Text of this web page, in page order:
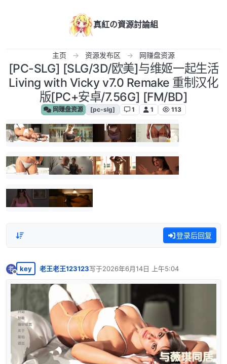
真紅の資源討論組
主页 资源发布区 网赚盘资源
[PC-SLG] [SLG/3D/欧美]与维姬一起生活
Living with Vicky v7.0 Remake 重制汉化
版[PC+安卓/7.56G] [FM/BD]
网赚盘资源 [pc-slg] 1 1 113
登录后回复
老
离线
key 老王老王123123写于2026年6月14日 上午5:04
最后由 编辑